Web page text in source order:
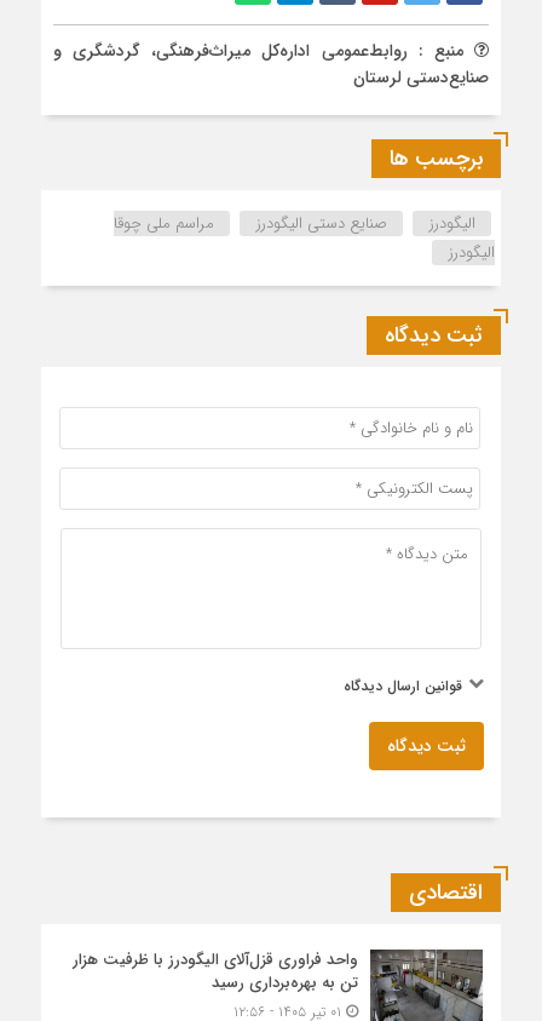
منبع : روابط‌عمومی اداره‌کل میراث‌فرهنگی، گردشگری و
صنایع‌دستی لرستان
برچسب ها
الیگودرز صنایع دستی الیگودرز
مراسم ملی چوقا
الیگودرز
ثبت دیدگاه
قوانین ارسال دیدگاه
ثبت دیدگاه
اقتصادی
واحد فراوری قزل‌آلای الیگودرز با ظرفیت هزار
تن به بهره‌برداری رسید